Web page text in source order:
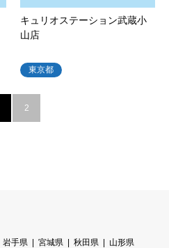
キュリオステーション武蔵小
山店
東京都
2
岩手県 宮城県 秋田県
山形県